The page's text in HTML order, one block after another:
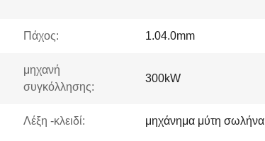
Πάχος: 1.04.0mm
μηχανή
συγκόλλησης:
300kW
Λέξη -κλειδί: μηχάνημα μύτη σωλήνα